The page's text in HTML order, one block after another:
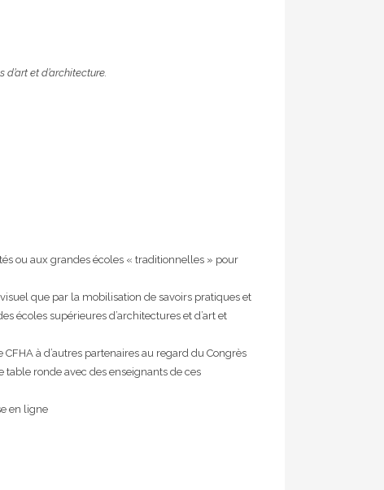
et d’architecture.
ou aux grandes écoles « traditionnelles » pour
que par la mobilisation de savoirs pratiques et
écoles supérieures d’architectures et d’art et
à d’autres partenaires au regard du Congrès
table ronde avec des enseignants de ces
en ligne